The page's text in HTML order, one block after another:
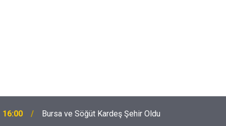
16:00 Bursa ve Söğüt Kardeş Şehir Oldu